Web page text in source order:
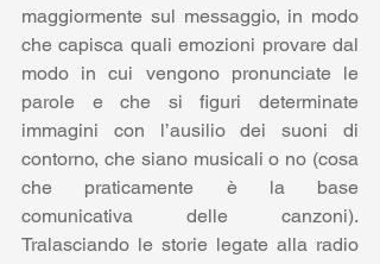
maggiormente sul messaggio, in modo
che capisca quali emozioni provare dal
modo in cui vengono pronunciate le
parole e che si figuri determinate
immagini con l’ausilio dei suoni di
contorno, che siano musicali o no (cosa
che praticamente è la base
comunicativa delle canzoni).
Tralasciando le storie legate alla radio